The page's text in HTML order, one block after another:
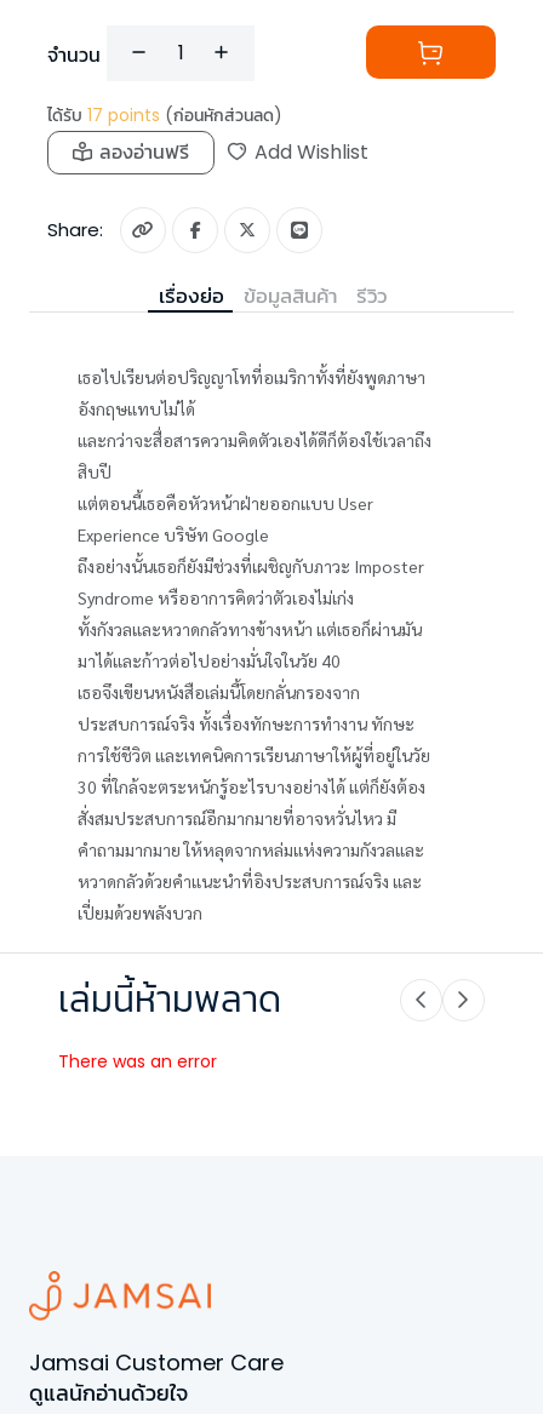
จำนวน
ได้รับ 17 points (ก่อนหักส่วนลด)
ลองอ่านฟรี Add Wishlist
Share:
เรื่องย่อ ข้อมูลสินค้า รีวิว
เธอไปเรียนต่อปริญญาโทที่อเมริกาทั้งที่ยังพูดภาษา
อังกฤษแทบไม่ได้
และกว่าจะสื่อสารความคิดตัวเองได้ดีก็ต้องใช้เวลาถึง
สิบปี
แต่ตอนนี้เธอคือหัวหน้าฝ่ายออกแบบ User
Experience บริษัท Google
ถึงอย่างนั้นเธอก็ยังมีช่วงที่เผชิญกับภาวะ Imposter
Syndrome หรืออาการคิดว่าตัวเองไม่เก่ง
ทั้งกังวลและหวาดกลัวทางข้างหน้า แต่เธอก็ผ่านมัน
มาได้และก้าวต่อไปอย่างมั่นใจในวัย 40
เธอจึงเขียนหนังสือเล่มนี้โดยกลั่นกรองจาก
ประสบการณ์จริง ทั้งเรื่องทักษะการทำงาน ทักษะ
การใช้ชีวิต และเทคนิคการเรียนภาษาให้ผู้ที่อยู่ในวัย
30 ที่ใกล้จะตระหนักรู้อะไรบางอย่างได้ แต่ก็ยังต้อง
สั่งสมประสบการณ์อีกมากมายที่อาจหวั่นไหว มี
คำถามมากมาย ให้หลุดจากหล่มแห่งความกังวลและ
หวาดกลัวด้วยคำแนะนำที่อิงประสบการณ์จริง และ
เปี่ยมด้วยพลังบวก
เล่มนี้ห้ามพลาด
There was an error
Jamsai Customer Care
ดูแลนักอ่านด้วยใจ